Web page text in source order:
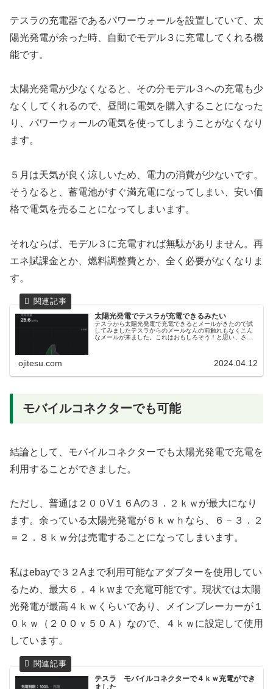
テスラの充電器であるパワーウォールを設置していて、太
陽光発電が余った時、自動でモデル３に充電してくれる機
能です。
太陽光発電が少なくなると、その分モデル３への充電も少
なくしてくれるので、昼間に電気を購入することになった
り、パワーウォールの電気を使ってしまうことがなくなり
ます。
５月は天気が良く涼しいため、電力の消費が少ないです。
そうなると、蓄電池がすぐ満充電になってしまい、安い価
格で電気を売ることになってしまいます。
それならば、モデル３に充電すれば無駄がありません。再
エネ賦課金とか、燃料調整費とか、全く必要がなくなりま
す。
太陽光発電でテスラが充電できるみたい
テスラから太陽光発電で充電できるとメールがきたので試
してみましたテスラからのメールなんの前触れもなくこん
なメールが来ました。これはおもしろそう！と思い、さっ
ojitesu.com 2024.04.12
モバイルコネクターでも可能
結論として、モバイルコネクターでも太陽光発電で充電を
利用することができました。
ただし、普通は２００V１６Aの３．２ｋｗが最大になり
ます。余っている太陽光発電が６ｋｗｈなら、６－３．２
＝２．８ｋｗ分は売電することになってしまいます。
私はebayで３２Aまで利用可能なアダプターを使用してい
るため、最大６．４ｋwまで充電可能です。現状では太陽
光発電が最高４ｋｗくらいであり、メインブレーカーが１
０ｋｗ（２００ｖ５０Ａ）なので、４ｋｗに設定して使用
しています。
テスラ モバイルコネクターで４ｋｗ充電ができ